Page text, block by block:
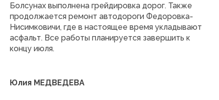
Болсунах выполнена грейдировка дорог. Также
продолжается ремонт автодороги Федоровка-
Нисимковичи, где в настоящее время укладывают
асфальт. Все работы планируется завершить к
концу июля.
Юлия МЕДВЕДЕВА